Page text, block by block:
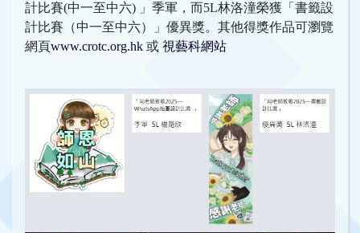
計比賽(中一至中六) 」季軍，而5L林洛潼榮獲「書籤設
計比賽（中一至中六）」優異獎。其他得獎作品可瀏覽
網頁www.crotc.org.hk 或 視藝科網站